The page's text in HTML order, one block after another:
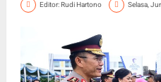
Editor: Rudi Hartono Selasa,